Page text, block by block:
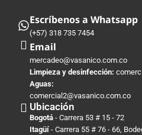
Escríbenos a Whatsapp
(+57) 318 735 7454
Email
mercadeo@vasanico.com.co
Limpieza y desinfección:
Aguas:
comercial2@vasanico.com.co
Ubicación
Bogotá - Carrera 53 # 15 - 72
Itagüí - Carrera 55 # 76 - 66,